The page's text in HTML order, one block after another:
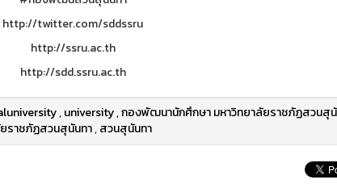
http://twitter.com/sddssru
http://ssru.ac.th
http://sdd.ssru.ac.th
,university,กองพัฒนานักศึกษา มหาวิทยาลัยราชภัฏสวนสุ
ราชภัฏสวนสุนันทา,สวนสุนันทา